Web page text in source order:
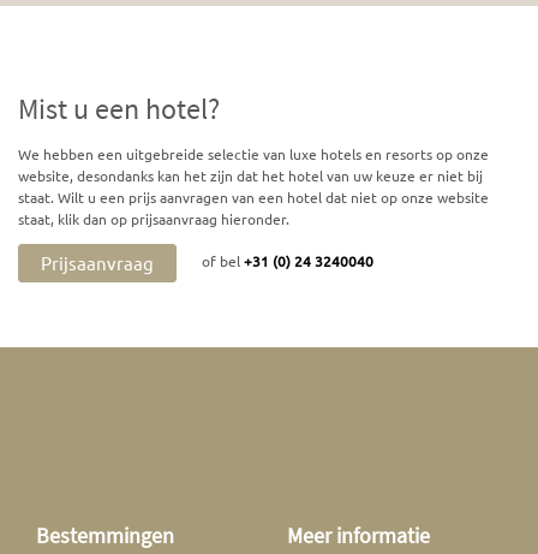
Mist u een hotel?
We hebben een uitgebreide selectie van luxe hotels en resorts op onze
website, desondanks kan het zijn dat het hotel van uw keuze er niet bij
staat. Wilt u een prijs aanvragen van een hotel dat niet op onze website
staat, klik dan op prijsaanvraag hieronder.
Prijsaanvraag of bel+31 (0) 24 3240040
Bestemmingen Meer informatie